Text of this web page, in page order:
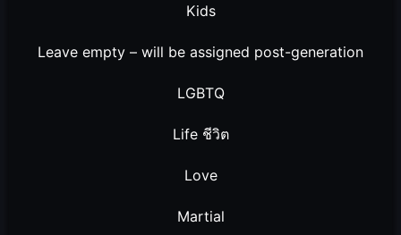
Kids
Leave empty – will be assigned post-generation
LGBTQ
Life ชีวิต
Love
Martial